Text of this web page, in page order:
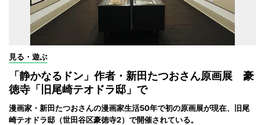
見る・遊ぶ
「静かなるドン」作者・新田たつおさん原画展 豪
徳寺「旧尾崎テオドラ邸」で
漫画家・新田たつおさんの漫画家生活50年で初の原画展が現在、旧尾
崎テオドラ邸（世田谷区豪徳寺2）で開催されている。